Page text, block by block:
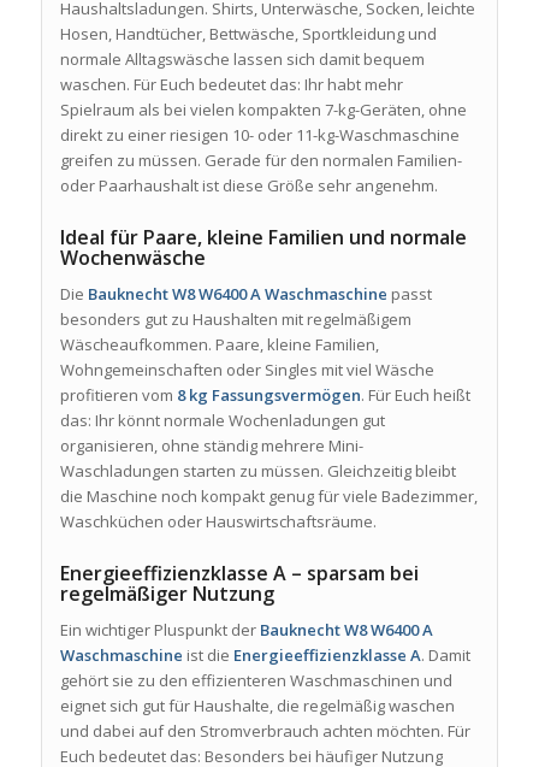
Haushaltsladungen. Shirts, Unterwäsche, Socken, leichte
Hosen, Handtücher, Bettwäsche, Sportkleidung und
normale Alltagswäsche lassen sich damit bequem
waschen. Für Euch bedeutet das: Ihr habt mehr
Spielraum als bei vielen kompakten 7-kg-Geräten, ohne
direkt zu einer riesigen 10- oder 11-kg-Waschmaschine
greifen zu müssen. Gerade für den normalen Familien-
oder Paarhaushalt ist diese Größe sehr angenehm.
Ideal für Paare, kleine Familien und normale
Wochenwäsche
Die Bauknecht W8 W6400 A Waschmaschine passt
besonders gut zu Haushalten mit regelmäßigem
Wäscheaufkommen. Paare, kleine Familien,
Wohngemeinschaften oder Singles mit viel Wäsche
profitieren vom 8 kg Fassungsvermögen. Für Euch heißt
das: Ihr könnt normale Wochenladungen gut
organisieren, ohne ständig mehrere Mini-
Waschladungen starten zu müssen. Gleichzeitig bleibt
die Maschine noch kompakt genug für viele Badezimmer,
Waschküchen oder Hauswirtschaftsräume.
Energieeffizienzklasse A – sparsam bei
regelmäßiger Nutzung
Ein wichtiger Pluspunkt der Bauknecht W8 W6400 A
Waschmaschine ist die Energieeffizienzklasse A. Damit
gehört sie zu den effizienteren Waschmaschinen und
eignet sich gut für Haushalte, die regelmäßig waschen
und dabei auf den Stromverbrauch achten möchten. Für
Euch bedeutet das: Besonders bei häufiger Nutzung